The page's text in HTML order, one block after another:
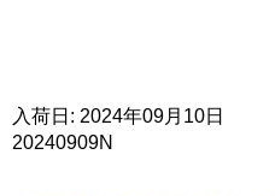
入荷日: 2024年09月10日
20240909N